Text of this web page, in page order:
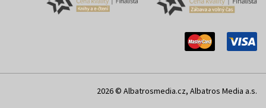
2026 © Albatrosmedia.cz, Albatros Media a.s.